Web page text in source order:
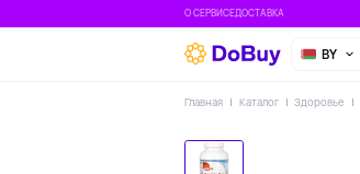
О СЕРВИСЕДОСТАВКА
BY
Главная Каталог Здоровье